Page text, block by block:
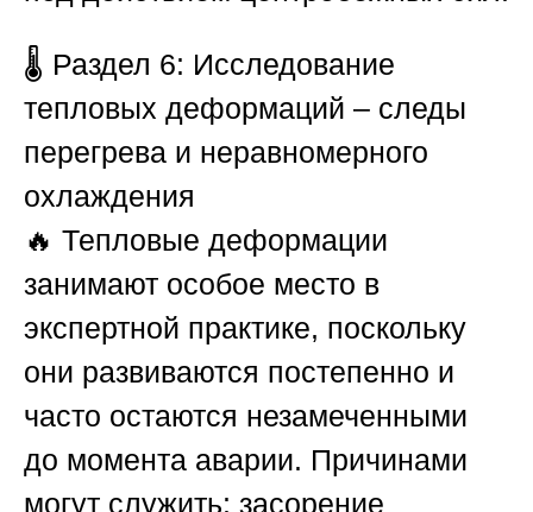
🌡️ Раздел 6: Исследование
тепловых деформаций – следы
перегрева и неравномерного
охлаждения
🔥 Тепловые деформации
занимают особое место в
экспертной практике, поскольку
они развиваются постепенно и
часто остаются незамеченными
до момента аварии. Причинами
могут служить: засорение